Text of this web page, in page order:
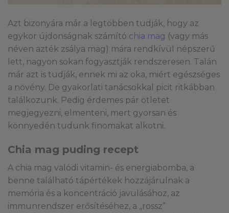
Azt bizonyára már a legtöbben tudják, hogy az
egykor újdonságnak számító chia mag (vagy más
néven azték zsálya mag) mára rendkívül népszerű
lett, nagyon sokan fogyasztják rendszeresen. Talán
már azt is tudják, ennek mi az oka, miért egészséges
a növény. De gyakorlati tanácsokkal picit ritkábban
találkozunk. Pedig érdemes pár ötletet
megjegyezni, elmenteni, mert gyorsan és
könnyedén tudunk finomakat alkotni.
Chia mag puding recept
A chia mag valódi vitamin- és energiabomba, a
benne található tápértékek hozzájárulnak a
memória és a koncentráció javulásához, az
immunrendszer erősítéséhez, a „rossz”